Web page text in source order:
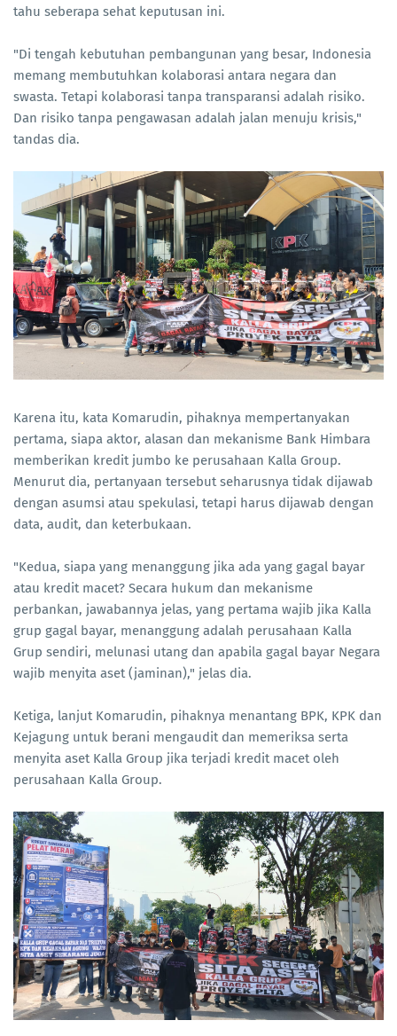
tahu seberapa sehat keputusan ini.
"Di tengah kebutuhan pembangunan yang besar, Indonesia
memang membutuhkan kolaborasi antara negara dan
swasta. Tetapi kolaborasi tanpa transparansi adalah risiko.
Dan risiko tanpa pengawasan adalah jalan menuju krisis,"
tandas dia.
Karena itu, kata Komarudin, pihaknya mempertanyakan
pertama, siapa aktor, alasan dan mekanisme Bank Himbara
memberikan kredit jumbo ke perusahaan Kalla Group.
Menurut dia, pertanyaan tersebut seharusnya tidak dijawab
dengan asumsi atau spekulasi, tetapi harus dijawab dengan
data, audit, dan keterbukaan.
"Kedua, siapa yang menanggung jika ada yang gagal bayar
atau kredit macet? Secara hukum dan mekanisme
perbankan, jawabannya jelas, yang pertama wajib jika Kalla
grup gagal bayar, menanggung adalah perusahaan Kalla
Grup sendiri, melunasi utang dan apabila gagal bayar Negara
wajib menyita aset (jaminan)," jelas dia.
Ketiga, lanjut Komarudin, pihaknya menantang BPK, KPK dan
Kejagung untuk berani mengaudit dan memeriksa serta
menyita aset Kalla Group jika terjadi kredit macet oleh
perusahaan Kalla Group.